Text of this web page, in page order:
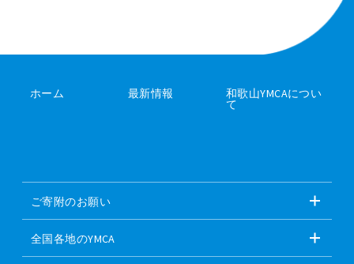
ホーム 最新情報 和歌山YMCAについ
て
ご寄附のお願い
全国各地のYMCA